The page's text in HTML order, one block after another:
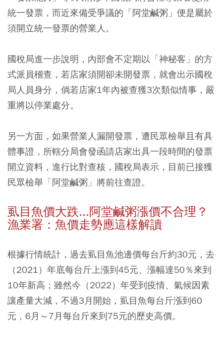
統一發票，而近來備受爭議的「阿堂鹹粥」便是屬於
須開立統一發票的營業人。
國稅局進一步說明，內部會不定期以「神秘客」的方
式派員稽查，若店家須開卻未開發票，就會出示國稅
局人員身分，倘若店家1年內被查獲3次類似情事，嚴
重將以停業處分。
另一方面，如果營業人漏開發票，遭民眾檢舉且有具
體事證，所轄分局會發函請店家出具一段時間的發票
開立資料，進行比對查核，國稅局表示，目前已接獲
民眾檢舉「阿堂鹹粥」將前往查證。
虱目魚價大跌...阿堂鹹粥漲價不合理？
漁業署：魚價走勢應這樣解讀
根據行情統計，過去虱目魚池邊價每台斤約30元，去
（2021）年底每台斤上漲到45元、漲幅達50％來到
10年新高；雖然今（2022）年受到疫情、氣候因素
讓產量大減，不過3月開始，虱目魚每台斤漲到60
元，6月～7月每台斤來到75元的歷史高價。